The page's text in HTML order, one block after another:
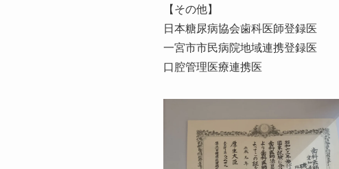
【その他】
日本糖尿病協会歯科医師登録医
一宮市市民病院地域連携登録医
口腔管理医療連携医